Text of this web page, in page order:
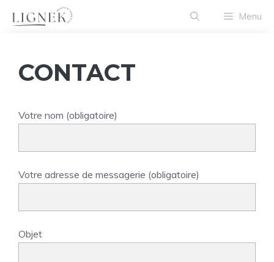
Menu
CONTACT
Votre nom (obligatoire)
Votre adresse de messagerie (obligatoire)
Objet